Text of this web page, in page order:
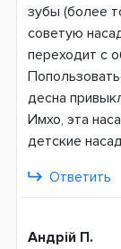
D34-D36
D501 (2000-
D505 (3000-
D601 (4000-
DB4 (pro-
D100 (Kids,
D701 (6000-
Страна
зубы (более
советую
переходит с
десна
Имхо, эта
детские
Ответить
Андрій П.